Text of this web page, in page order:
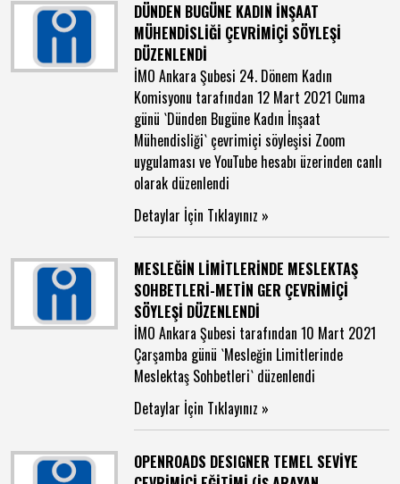
DÜNDEN BUGÜNE KADIN İNŞAAT
MÜHENDİSLİĞİ ÇEVRİMİÇİ SÖYLEŞİ
DÜZENLENDİ
İMO Ankara Şubesi 24. Dönem Kadın
Komisyonu tarafından 12 Mart 2021 Cuma
günü `Dünden Bugüne Kadın İnşaat
Mühendisliği` çevrimiçi söyleşisi Zoom
uygulaması ve YouTube hesabı üzerinden canlı
olarak düzenlendi
Detaylar İçin Tıklayınız »
MESLEĞİN LİMİTLERİNDE MESLEKTAŞ
SOHBETLERİ-METİN GER ÇEVRİMİÇİ
SÖYLEŞİ DÜZENLENDİ
İMO Ankara Şubesi tarafından 10 Mart 2021
Çarşamba günü `Mesleğin Limitlerinde
Meslektaş Sohbetleri` düzenlendi
Detaylar İçin Tıklayınız »
OPENROADS DESIGNER TEMEL SEVİYE